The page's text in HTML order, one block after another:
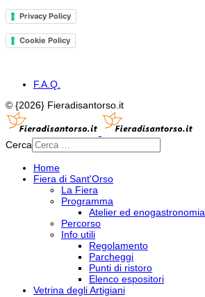
Privacy Policy
Cookie Policy
F.A.Q.
© {2026} Fieradisantorso.it
Cerca
Home
Fiera di Sant'Orso
La Fiera
Programma
Atelier ed enogastronomia
Percorso
Info utili
Regolamento
Parcheggi
Punti di ristoro
Elenco espositori
Vetrina degli Artigiani